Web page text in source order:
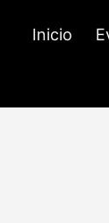
Inicio